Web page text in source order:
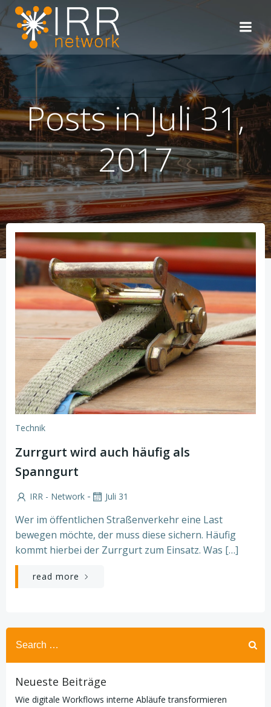
Posts in Juli 31,
2017
Technik
Zurrgurt wird auch häufig als
Spanngurt
IRR - Network - Juli 31
Wer im öffentlichen Straßenverkehr eine Last
bewegen möchte, der muss diese sichern. Häufig
kommt hierbei der Zurrgurt zum Einsatz. Was […]
read more
Search
for:
Neueste Beiträge
Wie digitale Workflows interne Abläufe transformieren